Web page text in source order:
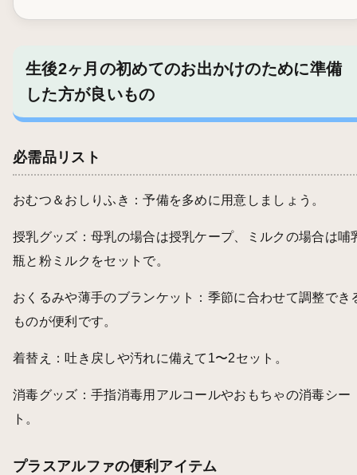
生後2ヶ月の初めてのお出かけのために準備
した方が良いもの
必需品リスト
おむつ＆おしりふき：予備を多めに用意しましょう。
授乳グッズ：母乳の場合は授乳ケープ、ミルクの場合は哺
瓶と粉ミルクをセットで。
おくるみや薄手のブランケット：季節に合わせて調整でき
ものが便利です。
着替え：吐き戻しや汚れに備えて1〜2セット。
消毒グッズ：手指消毒用アルコールやおもちゃの消毒シー
ト。
プラスアルファの便利アイテム